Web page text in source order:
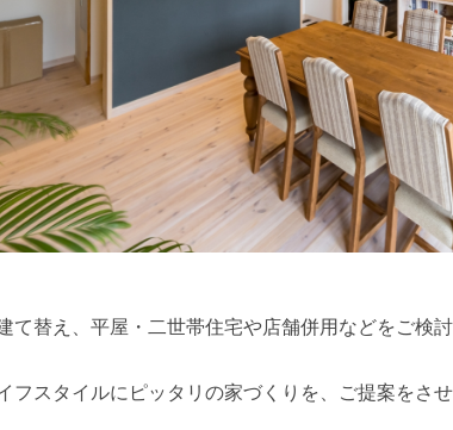
て替え、平屋・二世帯住宅や店舗併用などをご検
フスタイルにピッタリの家づくりを、ご提案をさせ